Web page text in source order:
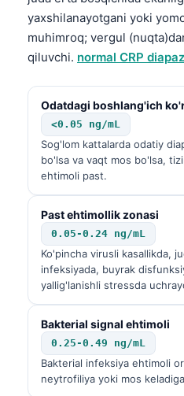
yaxshilanayotgani yoki
muhimroq; vergul
qiluvchi. normal CRP
Odatdagi boshlang'ich
<0.05 ng/mL
Sog'lom kattalarda odatiy
bo'lsa va vaqt mos bo'lsa,
ehtimoli past.
Past ehtimollik zonasi
0.05-0.24 ng/mL
Ko'pincha virusli kasallikda,
infeksiyada, buyrak
yallig'lanishli stressda
Bakterial signal ehtimoli
0.25-0.49 ng/mL
Bakterial infeksiya ehtimoli
neytrofiliya yoki mos